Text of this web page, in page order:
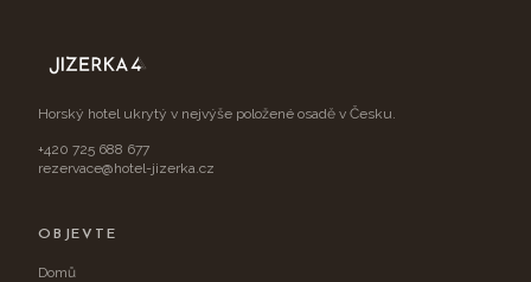
Horský hotel ukrytý v nejvýše položené osadě v Česku.
+420 725 688 677
rezervace@hotel-jizerka.cz
OBJEVTE
Domů